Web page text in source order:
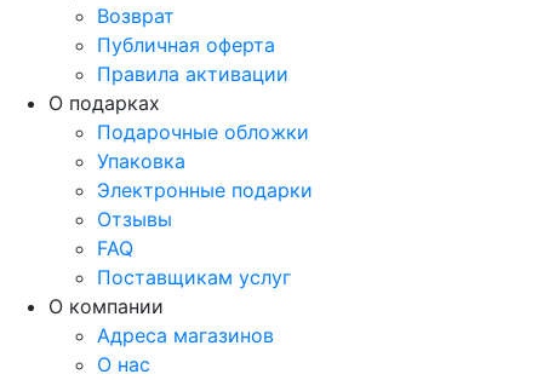
Возврат
Публичная оферта
Правила активации
О подарках
Подарочные обложки
Упаковка
Электронные подарки
Отзывы
FAQ
Поставщикам услуг
О компании
Адреса магазинов
О нас